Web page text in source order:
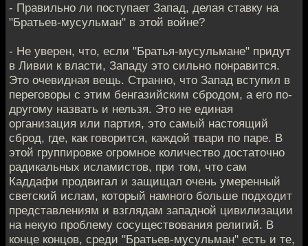
- Правильно ли поступает Запад, делая ставку на
"Братьев-мусульман" в этой войне?
- Не уверен, что, если "Братья-мусульмане" придут
в Ливии к власти, Западу это сильно понравится.
Это очевидная вещь. Странно, что Запад вступил в
переговоры с этим бенгазийским сбродом, а его по-
другому назвать и нельзя. Это не единая
организация или партия, это самый настоящий
сброд, где, как говорится, каждой твари по паре. В
этой группировке огромное количество достаточно
радикальных исламистов, при том, что сам
Каддафи продвигал и защищал очень умеренный
светский ислам, который намного больше подходит
представлениям и взглядам западной цивилизации
на некую проблему сосуществования религий. В
конце концов, среди "Братьев-мусульман" есть и те,